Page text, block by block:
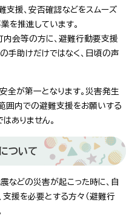
支援、安否確認などをスムーズ
を推進しています。
内会等の方に、避難行動要支援
手助けだけではなく、日頃の声
全が第一となります。災害発生
囲内での避難支援をお願いする
ありません。
ついて
などの災害が起こった時に、自
支援を必要とする方々（避難行